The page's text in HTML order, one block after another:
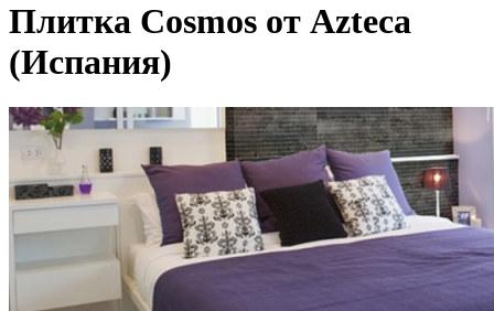
Плитка Cosmos от Azteca
(Испания)